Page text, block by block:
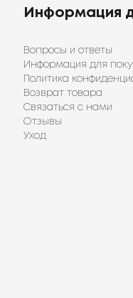
Информация
Вопросы и ответы
Информация для
Политика
Возврат товара
Связаться с нами
Отзывы
Уход